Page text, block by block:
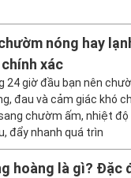
nóng hay
xác
24 giờ đầu bạn nên
đau và cảm giác khó
chườm ấm, nhiệt độ
đẩy nhanh quá trìn
hoàng là gì? Đặc